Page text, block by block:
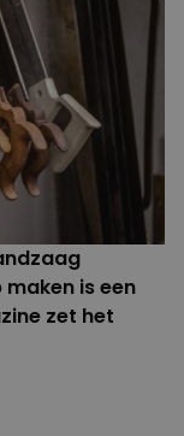
is een
zet het